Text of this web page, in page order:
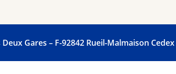
Gares – F-92842 Rueil-Malmaison Cedex